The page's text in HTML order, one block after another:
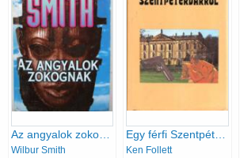
Wilbur Smith Ken Follett